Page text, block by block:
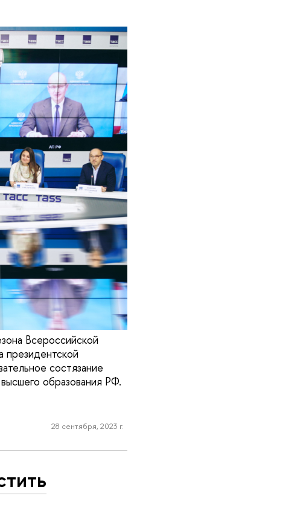
Всероссийской
состязание
образования РФ.
28 сентября, 2023 г.